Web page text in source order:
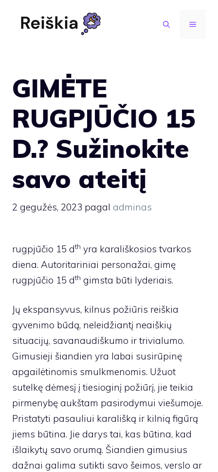
MENIU
GIMĖTE
RUGPJŪČIO 15
D.? Sužinokite
savo ateitį
2 gegužės, 2023 pagal adminas
rugpjūčio 15 dth yra karališkosios tvarkos
diena. Autoritariniai personažai, gimę
rugpjūčio 15 dth gimsta būti lyderiais.
Jų ekspansyvus, kilnus požiūris reiškia
gyvenimo būdą, neleidžiantį neaiškių
situacijų, savanaudiškumo ir trivialumo.
Gimusieji šiandien yra labai susirūpinę
apgailėtinomis smulkmenomis. Užuot
sutelkę dėmesį į tiesioginį požiūrį, jie teikia
pirmenybę aukštam pasirodymui viešumoje.
Pristatyti pasauliui karališką ir kilnią figūrą
jiems būtina. Jie darys tai, kas būtina, kad
išlaikytų savo orumą. Šiandien gimusius
dažnai galima sutikti savo šeimos, verslo ar